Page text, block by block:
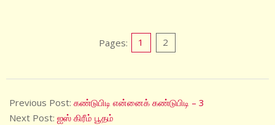
Pages: 1 2
09-
15
Previous Post: கண்டுபிடி என்னைக் கண்டுபிடி – 3
Next Post: ஐஸ் கிரீம் பூதம்